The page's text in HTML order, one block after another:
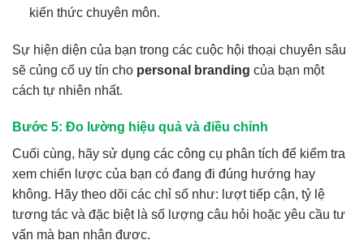
kiến thức chuyên môn.
Sự hiện diện của bạn trong các cuộc hội thoại chuyên sâu
sẽ củng cố uy tín cho personal branding của bạn một
cách tự nhiên nhất.
Bước 5: Đo lường hiệu quả và điều chỉnh
Cuối cùng, hãy sử dụng các công cụ phân tích để kiểm tra
xem chiến lược của bạn có đang đi đúng hướng hay
không. Hãy theo dõi các chỉ số như: lượt tiếp cận, tỷ lệ
tương tác và đặc biệt là số lượng câu hỏi hoặc yêu cầu tư
vấn mà bạn nhận được.